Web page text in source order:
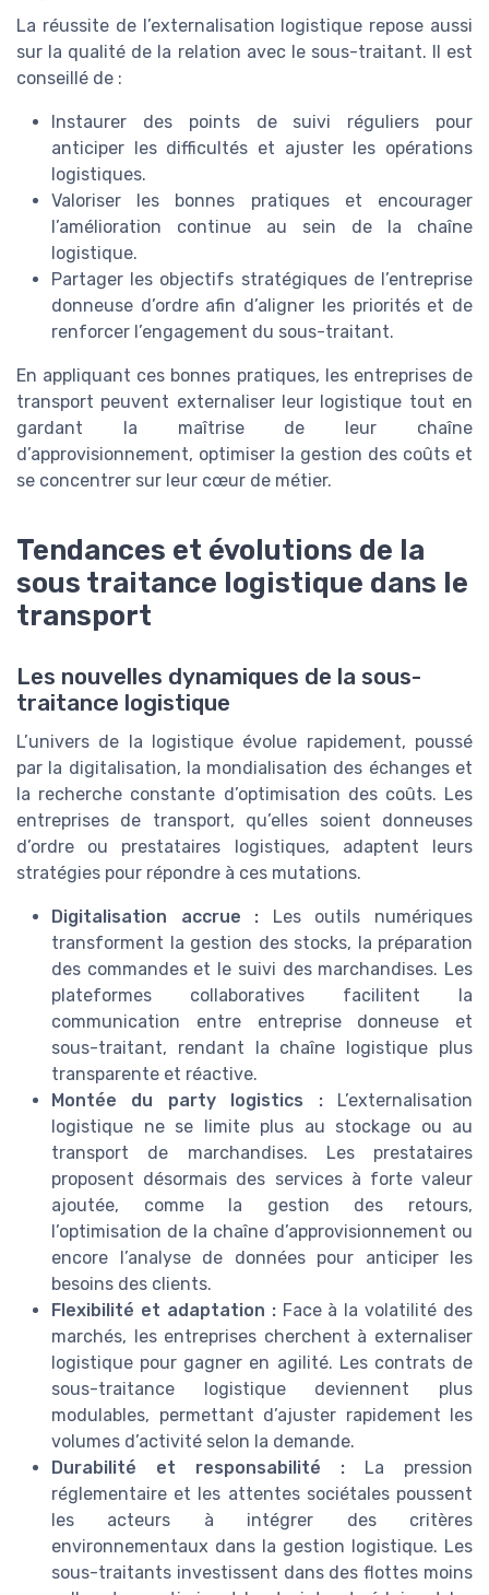
La réussite de l’externalisation logistique repose aussi
sur la qualité de la relation avec le sous-traitant. Il est
conseillé de :
Instaurer des points de suivi réguliers pour
anticiper les difficultés et ajuster les opérations
logistiques.
Valoriser les bonnes pratiques et encourager
l’amélioration continue au sein de la chaîne
logistique.
Partager les objectifs stratégiques de l’entreprise
donneuse d’ordre afin d’aligner les priorités et de
renforcer l’engagement du sous-traitant.
En appliquant ces bonnes pratiques, les entreprises de
transport peuvent externaliser leur logistique tout en
gardant la maîtrise de leur chaîne
d’approvisionnement, optimiser la gestion des coûts et
se concentrer sur leur cœur de métier.
Tendances et évolutions de la
sous traitance logistique dans le
transport
Les nouvelles dynamiques de la sous-
traitance logistique
L’univers de la logistique évolue rapidement, poussé
par la digitalisation, la mondialisation des échanges et
la recherche constante d’optimisation des coûts. Les
entreprises de transport, qu’elles soient donneuses
d’ordre ou prestataires logistiques, adaptent leurs
stratégies pour répondre à ces mutations.
Digitalisation accrue : Les outils numériques
transforment la gestion des stocks, la préparation
des commandes et le suivi des marchandises. Les
plateformes collaboratives facilitent la
communication entre entreprise donneuse et
sous-traitant, rendant la chaîne logistique plus
transparente et réactive.
Montée du party logistics :L’externalisation
logistique ne se limite plus au stockage ou au
transport de marchandises. Les prestataires
proposent désormais des services à forte valeur
ajoutée, comme la gestion des retours,
l’optimisation de la chaîne d’approvisionnement ou
encore l’analyse de données pour anticiper les
besoins des clients.
Flexibilité et adaptation :Face à la volatilité des
marchés, les entreprises cherchent à externaliser
logistique pour gagner en agilité. Les contrats de
sous-traitance logistique deviennent plus
modulables, permettant d’ajuster rapidement les
volumes d’activité selon la demande.
Durabilité et responsabilité : La pression
réglementaire et les attentes sociétales poussent
les acteurs à intégrer des critères
environnementaux dans la gestion logistique. Les
sous-traitants investissent dans des flottes moins